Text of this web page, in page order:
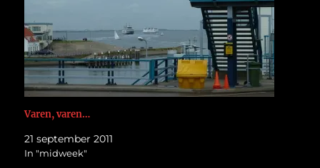
Varen, varen…
21 september 2011
In "midweek"